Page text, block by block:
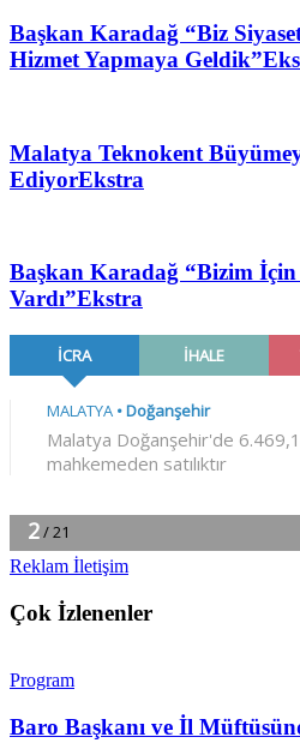
Başkan Karadağ “Biz
Hizmet Yapmaya Geldik”
Malatya Teknokent
EdiyorEkstra
Başkan Karadağ “Bizim
Vardı”Ekstra
Reklam İletişim
Çok İzlenenler
Program
Baro Başkanı ve İl